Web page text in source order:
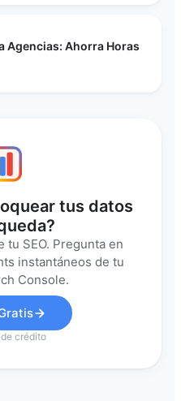
Agencias: Ahorra Horas
tus datos
tu SEO. Pregunta en
instantáneos de tu
Console.
crédito